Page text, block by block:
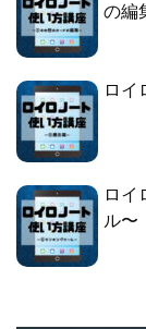
の編
ロイ
ロイ
ル〜